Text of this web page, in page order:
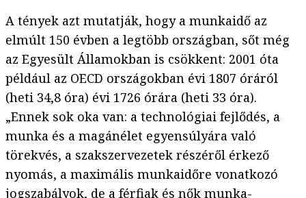
A tények azt mutatják, hogy a munkaidő az
elmúlt 150 évben a legtöbb országban, sőt még
az Egyesült Államokban is csökkent: 2001 óta
például az OECD országokban évi 1807 óráról
(heti 34,8 óra) évi 1726 órára (heti 33 óra).
„Ennek sok oka van: a technológiai fejlődés, a
munka és a magánélet egyensúlyára való
törekvés, a szakszervezetek részéről érkező
nyomás, a maximális munkaidőre vonatkozó
jogszabályok, de a férfiak és nők munka-